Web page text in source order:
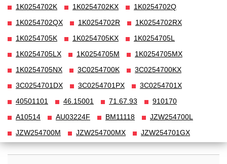
1K0254702K
1K0254702KX
1K0254702Q
1K0254702QX
1K0254702R
1K0254702RX
1K0254705K
1K0254705KX
1K0254705L
1K0254705LX
1K0254705M
1K0254705MX
1K0254705NX
3C0254700K
3C0254700KX
3C0254701DX
3C0254701PX
3C0254701X
40501101
46.15001 71.67.93
910170
A10514
AU03224F BM11118
JZW254700L
JZW254700M
JZW254700MX JZW254701GX